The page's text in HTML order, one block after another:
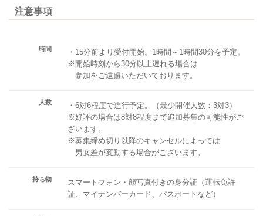
注意事項
時間
・15分前より受付開始。1時間～1時間30分を予定。
※開始時刻から30分以上遅れる場合は
参加をご遠慮いただいております。
人数
・6対6程度で進行予定。（最少開催人数：3対3）
※好評の場合は8対8程度まで追加募集の可能性がご
ざいます。
※募集締め切り以降のキャンセルによっては
男女差が変動する場合がございます。
持ち物
スマートフォン・顔写真付きの身分証（運転免許
証、マイナンバーカード、パスポートなど）